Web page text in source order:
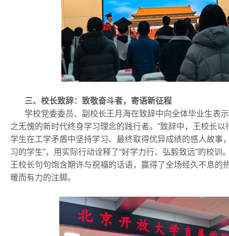
三、校长致辞：致敬奋斗者，寄语新征程
学校党委委员、副校长王月海在致辞中向全体毕业生表示
之无愧的新时代终身学习理念的践行者。”致辞中，王校长
学生在工学矛盾中坚持学习、最终取得优异成绩的感人故事
习的学生”，用实际行动诠释了“好学力行、弘毅致远”的校训
王校长句句饱含期许与祝福的话语，赢得了全场经久不息的
暖而有力的注脚。